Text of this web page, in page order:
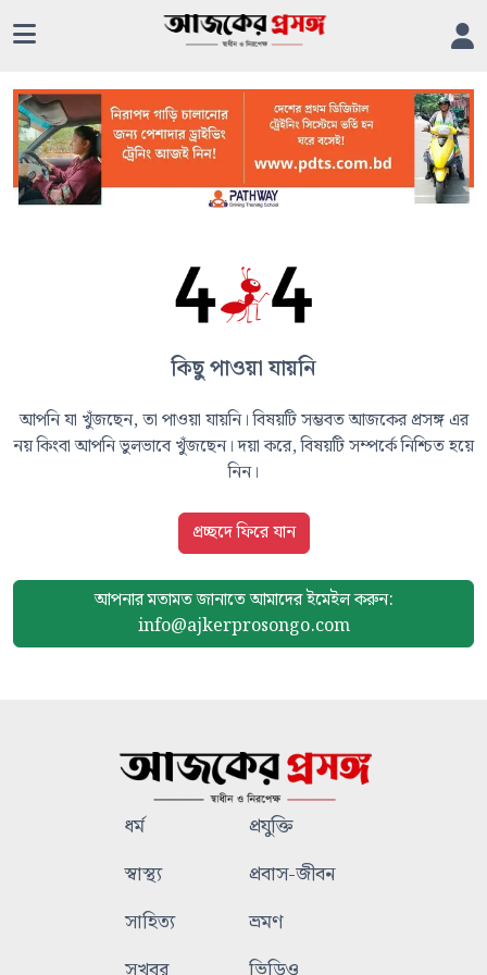
কিছু পাওয়া যায়নি
আপনি যা খুঁজছেন, তা পাওয়া যায়নি। বিষয়টি সম্ভবত আজকের প্রসঙ্গ এর
নয় কিংবা আপনি ভুলভাবে খুঁজছেন। দয়া করে, বিষয়টি সম্পর্কে নিশ্চিত হয়ে
নিন।
প্রচ্ছদে ফিরে যান
আপনার মতামত জানাতে আমাদেরইমেইল করুন:
info@ajkerprosongo.com
ধর্ম
প্রযুক্তি
স্বাস্থ্য
প্রবাস-জীবন
সাহিত্য
ভ্রমণ